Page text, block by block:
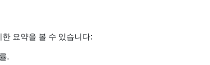
요약을 볼 수 있습니다:
.